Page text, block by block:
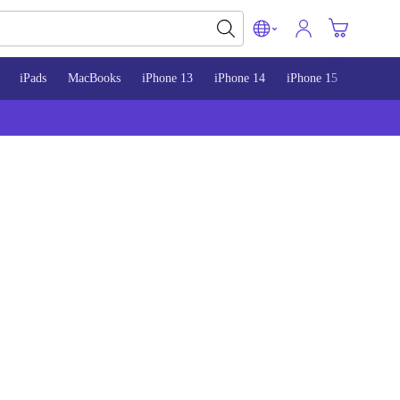
iPads MacBooks iPhone 13 iPhone 14 iPhone 15